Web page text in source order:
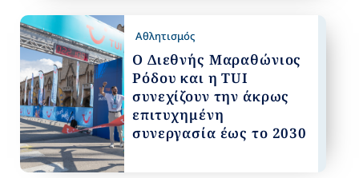
Αθλητισμός
Ο Διεθνής Μαραθώνιος
Ρόδου και η TUI
συνεχίζουν την άκρως
επιτυχημένη
συνεργασία έως το 2030